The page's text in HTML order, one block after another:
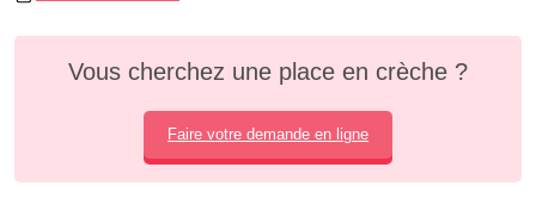
Vous cherchez une place en crèche ?
Faire votre demande en ligne